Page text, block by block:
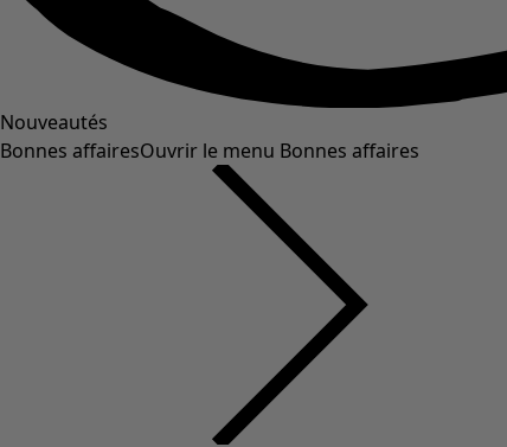
Nouveautés
Bonnes affairesOuvrir le menu Bonnes affaires